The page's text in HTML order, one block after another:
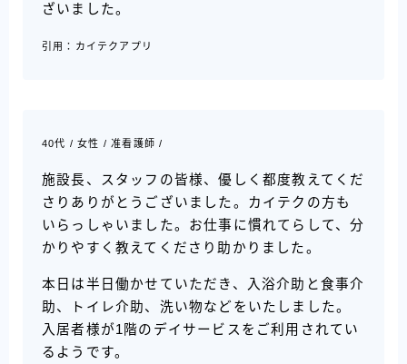
ざいました。
引用：カイテクアプリ
40代 / 女性 / 准看護師 /
施設長、スタッフの皆様、優しく都度教えてくだ
さりありがとうございました。カイテクの方も
いらっしゃいました。お仕事に慣れてらして、分
かりやすく教えてくださり助かりました。
本日は半日働かせていただき、入浴介助と食事介
助、トイレ介助、洗い物などをいたしました。
入居者様が1階のデイサービスをご利用されてい
るようです。